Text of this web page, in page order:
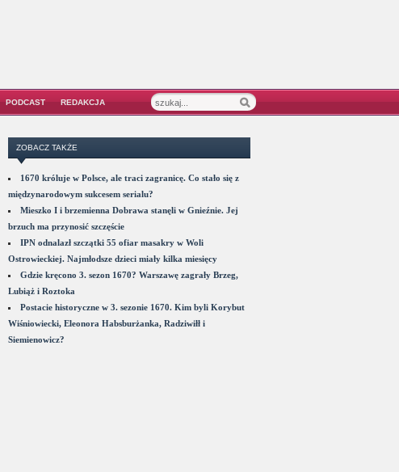
PODCAST REDAKCJA
ZOBACZ TAKŻE
1670 króluje w Polsce, ale traci zagranicę. Co stało się z
międzynarodowym sukcesem serialu?
Mieszko I i brzemienna Dobrawa stanęli w Gnieźnie. Jej
brzuch ma przynosić szczęście
IPN odnalazł szczątki 55 ofiar masakry w Woli
Ostrowieckiej. Najmłodsze dzieci miały kilka miesięcy
Gdzie kręcono 3. sezon 1670? Warszawę zagrały Brzeg,
Lubiąż i Roztoka
Postacie historyczne w 3. sezonie 1670. Kim byli Korybut
Wiśniowiecki, Eleonora Habsburżanka, Radziwiłł i
Siemienowicz?